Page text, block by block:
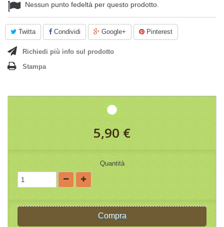
Nessun punto fedeltà per questo prodotto.
Twitta Condividi Google+ Pinterest
Richiedi più info sul prodotto
Stampa
5,90 €
Quantità
Compra